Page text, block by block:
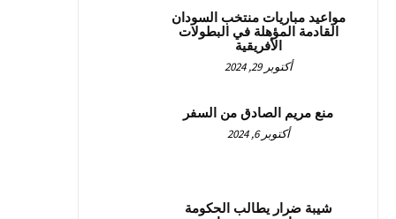
مواعيد مباريات منتخب السودان
القادمة المؤهلة في البطولات
الأفريقية
أكتوبر 29, 2024
منع مريم الصادق من السفر
أكتوبر 6, 2024
شيبة ضرار يطالب الحكومة